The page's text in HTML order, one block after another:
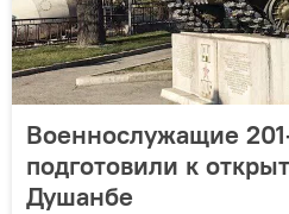
Военнослужащие
подготовили к
Душанбе